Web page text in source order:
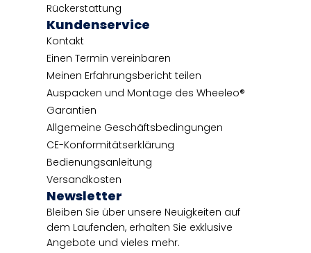
Rückerstattung
Kundenservice
Kontakt
Einen Termin vereinbaren
Meinen Erfahrungsbericht teilen
Auspacken und Montage des Wheeleo®
Garantien
Allgemeine Geschäftsbedingungen
CE-Konformitätserklärung
Bedienungsanleitung
Versandkosten
Newsletter
Bleiben Sie über unsere Neuigkeiten auf
dem Laufenden, erhalten Sie exklusive
Angebote und vieles mehr.